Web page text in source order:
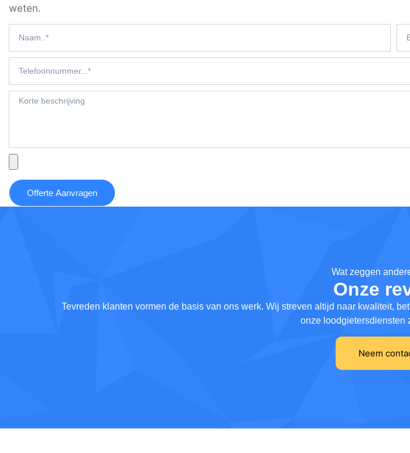
weten.
Offerte Aanvragen
Wat zeggen
Onze
Tevreden klanten vormen de basis van ons werk. Wij streven altijd naar kwaliteit,
onze loodgietersdiensten
Neem